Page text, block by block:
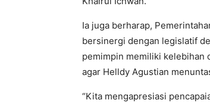
Ia juga berharap,
bersinergi dengan legislatif
pemimpin memiliki kelebihan
agar Helldy Agustian
“Kita mengapresiasi